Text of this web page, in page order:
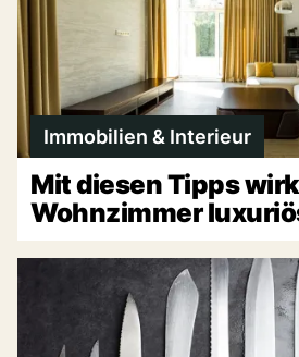
Immobilien & Interieur
Mit diesen Tipps
Wohnzimmer